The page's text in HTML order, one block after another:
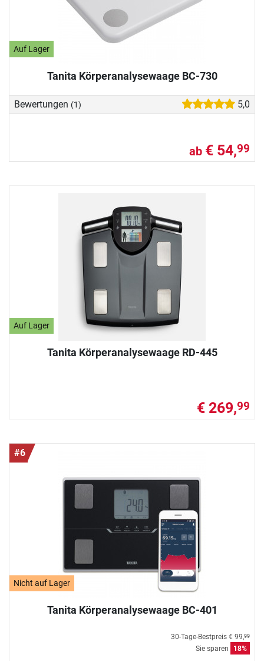
Auf Lager
Tanita Körperanalysewaage BC-730
Bewertungen (1) 5,0
ab € 54,99
Auf Lager
Tanita Körperanalysewaage RD-445
€ 269,99
#6
Nicht auf Lager
Tanita Körperanalysewaage BC-401
30-Tage-Bestpreis € 99,99
Sie sparen 18%